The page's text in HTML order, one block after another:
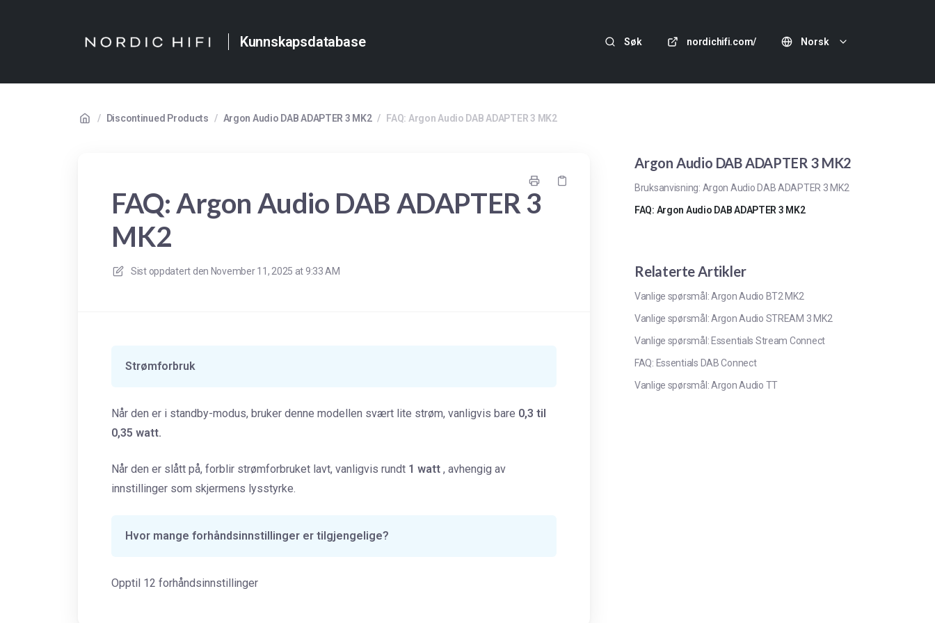
Kunnskapsdatabase Søk nordichifi.com/ Norsk
/ Discontinued Products / Argon Audio DAB ADAPTER 3 MK2 / FAQ: Argon Audio DAB ADAPTER 3 MK2
FAQ: Argon Audio DAB ADAPTER 3
MK2
Sist oppdatert den November 11, 2025 at 9:33 AM
Strømforbruk
Når den er i standby-modus, bruker denne modellen svært lite strøm, vanligvis bare 0,3 til
0,35 watt.
Når den er slått på, forblir strømforbruket lavt, vanligvis rundt 1 watt , avhengig av
innstillinger som skjermens lysstyrke.
Hvor mange forhåndsinnstillinger er tilgjengelige?
Opptil 12 forhåndsinnstillinger
Argon Audio DAB ADAPTER 3 MK2
Bruksanvisning: Argon Audio DAB ADAPTER 3 MK2
FAQ: Argon Audio DAB ADAPTER 3 MK2
Relaterte Artikler
Vanlige spørsmål: Argon Audio BT2 MK2
Vanlige spørsmål: Argon Audio STREAM 3 MK2
Vanlige spørsmål: Essentials Stream Connect
FAQ: Essentials DAB Connect
Vanlige spørsmål: Argon Audio TT